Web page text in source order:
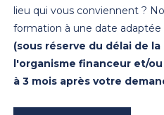
lieu qui vous conviennent ?
formation à une date
(sous réserve du délai de
l'organisme financeur et/
à 3 mois après votre